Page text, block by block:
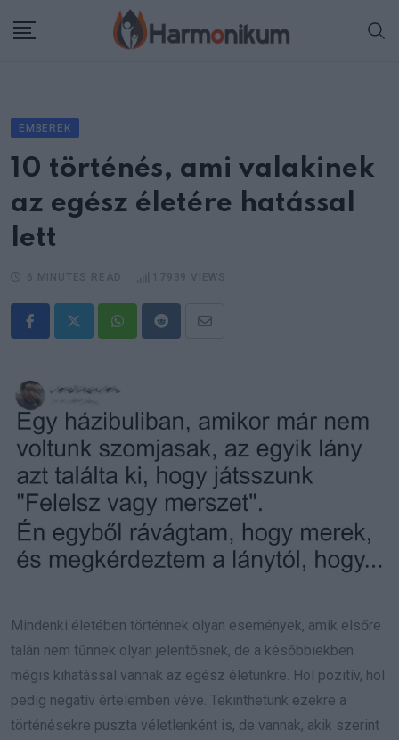
EMBEREK
10 történés, ami valakinek
az egész életére hatással
lett
WhatsappRedditShare
Mindenki életében történnek olyan események, amik elsőre
talán nem tűnnek olyan jelentősnek, de a későbbiekben
mégis kihatással vannak az egész életünkre. Hol pozitív, hol
pedig negatív értelemben véve. Tekinthetünk ezekre a
történésekre puszta véletlenként is, de vannak, akik szerint